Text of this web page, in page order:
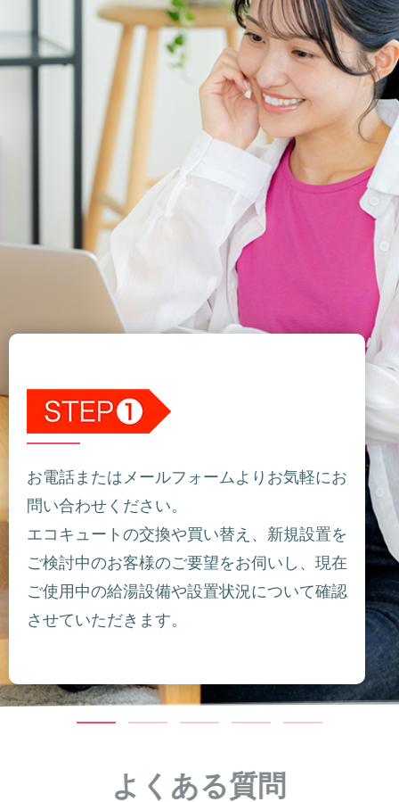
お電話またはメールフォームよりお気軽にお
問い合わせください。
エコキュートの交換や買い替え、新規設置を
ご検討中のお客様のご要望をお伺いし、現在
ご使用中の給湯設備や設置状況について確認
させていただきます。
よくある質問